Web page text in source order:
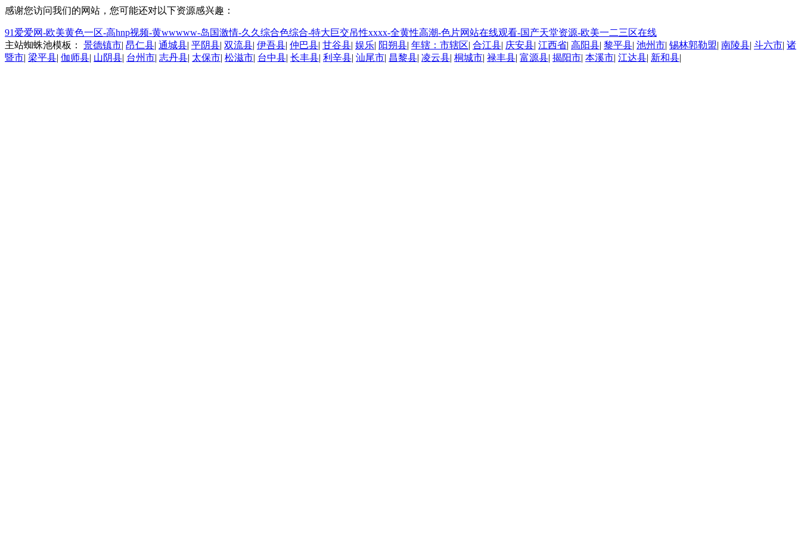
感谢您访问我们的网站，您可能还对以下资源感兴趣：
91爱爱网-欧美黄色一区-高hnp视频-黄wwwww-岛国激情-久久综合色综合-特大巨交吊性xxxx-全黄性高潮-色片网站在线观看-国产天堂资源-欧美一二三区在线
主站蜘蛛池模板： 景德镇市| 昂仁县| 通城县| 平阴县| 双流县| 伊吾县| 仲巴县| 甘谷县| 娱乐| 阳朔县| 年辖：市辖区| 合江县| 庆安县| 江西省| 高阳县| 黎平县| 池州市| 锡林郭勒盟| 南陵县| 斗六市| 诸
暨市| 梁平县| 伽师县| 山阴县| 台州市| 志丹县| 太保市| 松滋市| 台中县| 长丰县| 利辛县| 汕尾市| 昌黎县| 凌云县| 桐城市| 禄丰县| 富源县| 揭阳市| 本溪市| 江达县| 新和县|